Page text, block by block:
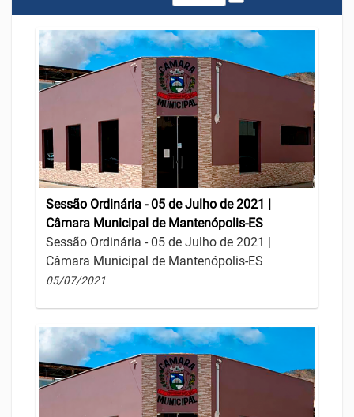
Sessão Ordinária - 05 de Julho de 2021 |
Câmara Municipal de Mantenópolis-ES
Sessão Ordinária - 05 de Julho de 2021 |
Câmara Municipal de Mantenópolis-ES
05/07/2021